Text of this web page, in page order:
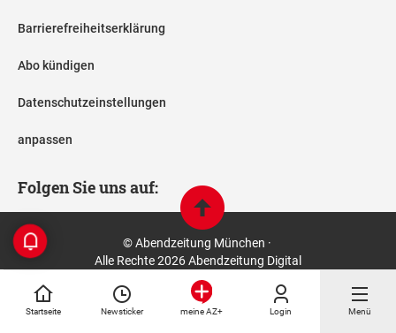
Startseite Newsticker meine AZ+ Login Menü
Barrierefreiheitserklärung
Abo kündigen
Datenschutzeinstellungen
anpassen
Folgen Sie uns auf:
© Abendzeitung München ·
Alle Rechte 2026 Abendzeitung Digital